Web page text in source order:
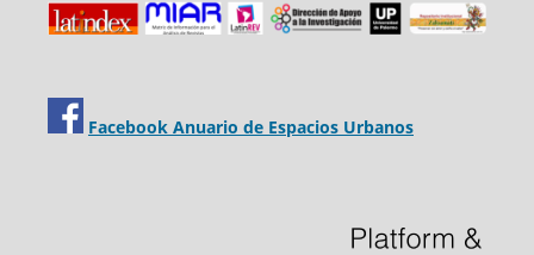
Facebook Anuario de Espacios Urbanos